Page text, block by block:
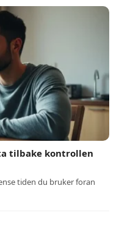
tilbake kontrollen
tiden du bruker foran